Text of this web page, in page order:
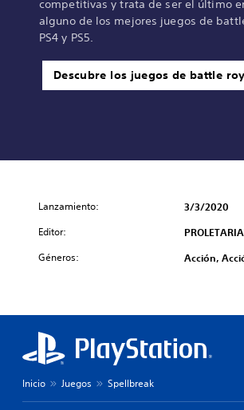
competitivas y trata de ser el último
alguno de los mejores juegos de
PS4 y PS5.
Descubre los juegos de battle
Lanzamiento: 3/3/2020
Editor:
Géneros: Acción,
Inicio Juegos Spellbreak